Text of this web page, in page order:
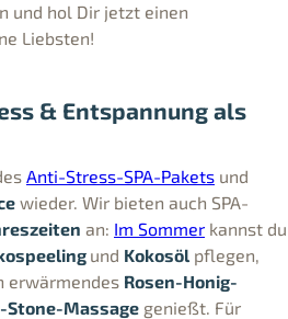
und hol Dir jetzt einen
Liebsten!
& Entspannung als
Anti-Stress-SPA-Pakets und
wieder. Wir bieten auch SPA-
an: Im Sommer kannst du
und Kokosöl pflegen,
erwärmendes Rosen-Honig-
Stone-Massage genießt. Für